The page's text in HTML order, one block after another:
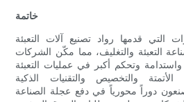
خاتمة
التي قدمها رواد تصنيع آلات التعبئة
التعبئة والتغليف، مما مكّن الشركات
وتحكم أكبر في عمليات التعبئة
والتخصيص والتقنيات الذكية
دوراً محورياً في دفع عجلة الصناعة